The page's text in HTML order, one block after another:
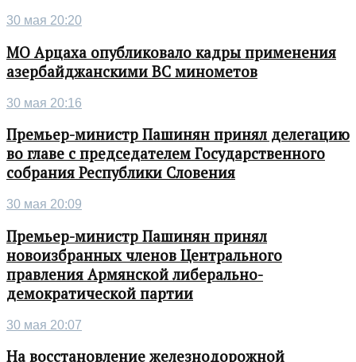
30 мая 20:20
МО Арцаха опубликовало кадры применения
азербайджанскими ВС минометов
30 мая 20:16
Премьер-министр Пашинян принял делегацию
во главе с председателем Государственного
собрания Республики Словения
30 мая 20:09
Премьер-министр Пашинян принял
новоизбранных членов Центрального
правления Армянской либерально-
демократической партии
30 мая 20:07
На восстановление железнодорожной